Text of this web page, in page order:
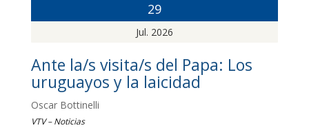
29
Jul. 2026
Ante la/s visita/s del Papa: Los
uruguayos y la laicidad
Oscar Bottinelli
VTV – Noticias